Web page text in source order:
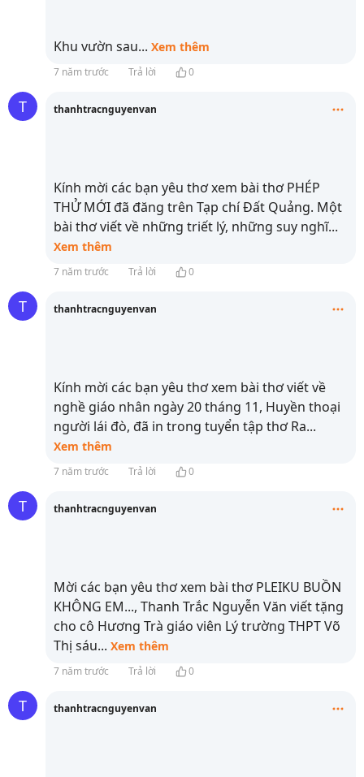
Khu vườn sau... Xem thêm
7 năm trước Trả lời 0
T thanhtracnguyenvan
Kính mời các bạn yêu thơ xem bài thơ PHÉP
THỬ MỚI đã đăng trên Tạp chí Đất Quảng. Một
bài thơ viết về những triết lý, những suy nghĩ...
Xem thêm
7 năm trước Trả lời 0
T thanhtracnguyenvan
Kính mời các bạn yêu thơ xem bài thơ viết về
nghề giáo nhân ngày 20 tháng 11, Huyền thoại
người lái đò, đã in trong tuyển tập thơ Ra...
Xem thêm
7 năm trước Trả lời 0
T thanhtracnguyenvan
Mời các bạn yêu thơ xem bài thơ PLEIKU BUỒN
KHÔNG EM..., Thanh Trắc Nguyễn Văn viết tặng
cho cô Hương Trà giáo viên Lý trường THPT Võ
Thị sáu... Xem thêm
7 năm trước Trả lời 0
T thanhtracnguyenvan